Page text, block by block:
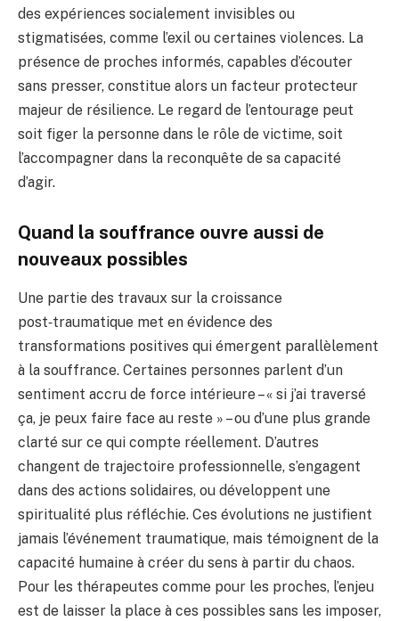
des expériences socialement invisibles ou
stigmatisées, comme l’exil ou certaines violences. La
présence de proches informés, capables d’écouter
sans presser, constitue alors un facteur protecteur
majeur de résilience. Le regard de l’entourage peut
soit figer la personne dans le rôle de victime, soit
l’accompagner dans la reconquête de sa capacité
d’agir.
Quand la souffrance ouvre aussi de
nouveaux possibles
Une partie des travaux sur la croissance
post‑traumatique met en évidence des
transformations positives qui émergent parallèlement
à la souffrance. Certaines personnes parlent d’un
sentiment accru de force intérieure – « si j’ai traversé
ça, je peux faire face au reste » – ou d’une plus grande
clarté sur ce qui compte réellement. D’autres
changent de trajectoire professionnelle, s’engagent
dans des actions solidaires, ou développent une
spiritualité plus réfléchie. Ces évolutions ne justifient
jamais l’événement traumatique, mais témoignent de la
capacité humaine à créer du sens à partir du chaos.
Pour les thérapeutes comme pour les proches, l’enjeu
est de laisser la place à ces possibles sans les imposer,